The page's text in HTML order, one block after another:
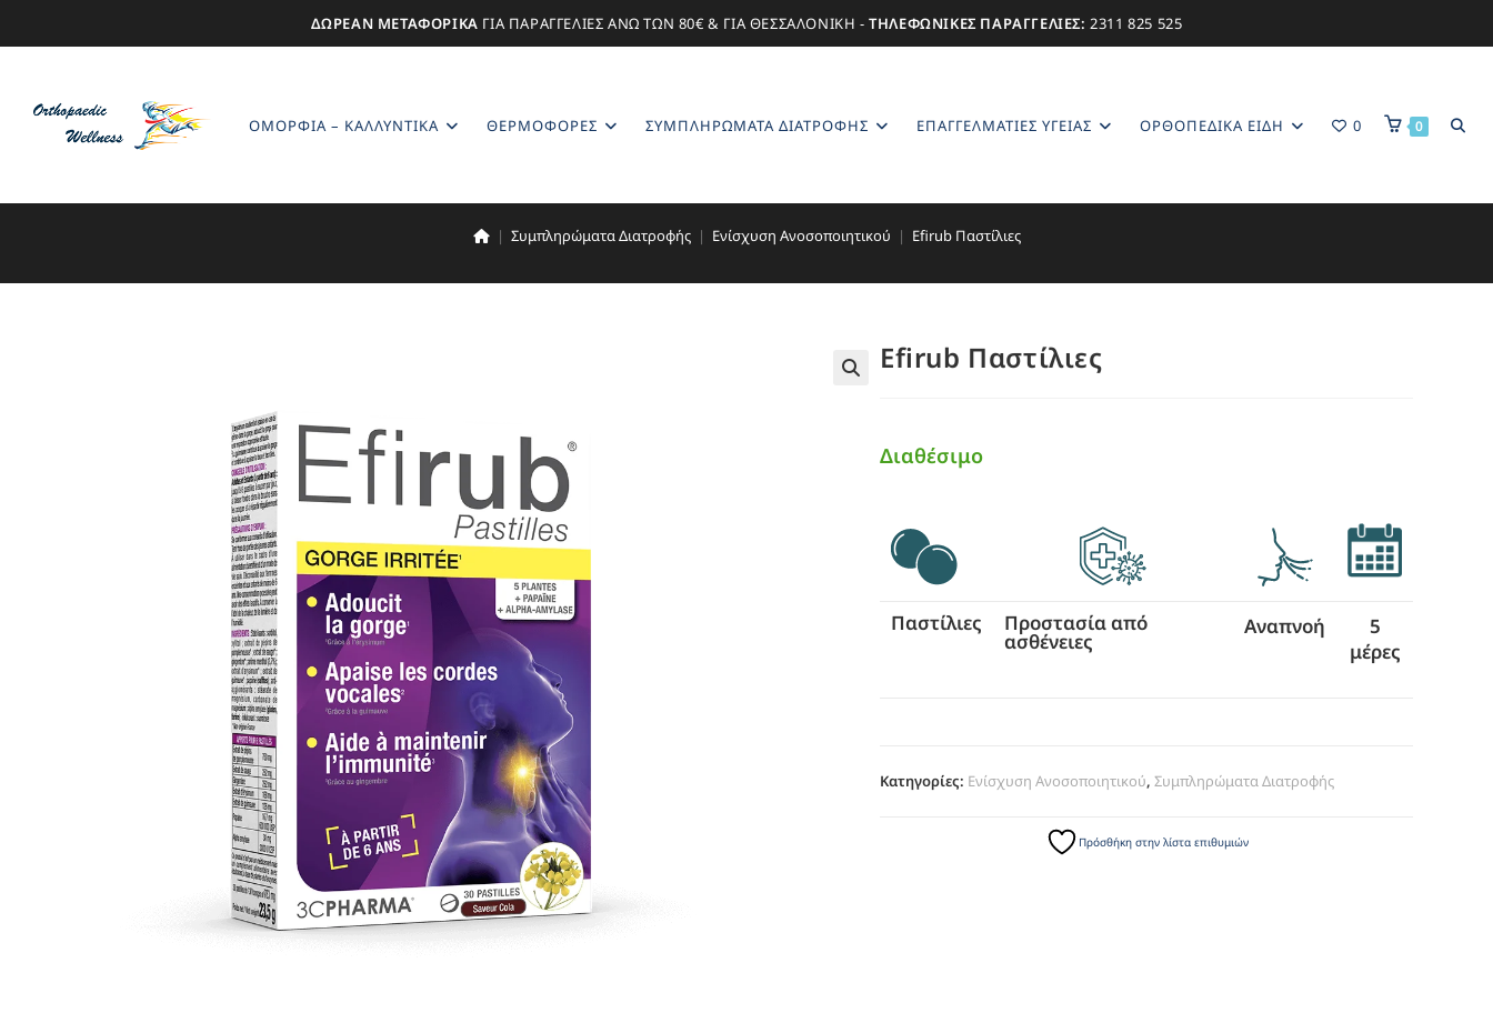
ΔΩΡΕΑΝ ΜΕΤΑΦΟΡΙΚΑ ΓΙΑ ΠΑΡΑΓΓΕΛΙΕΣ ΑΝΩ ΤΩΝ 80€ & ΓΙΑ ΘΕΣΣΑΛΟΝΙΚΗ -ΤΗΛΕΦΩΝΙΚΕΣ ΠΑΡΑΓΓΕΛΙΕΣ: 2311 825 525
ΟΜΟΡΦΙΆ – ΚΑΛΛΥΝΤΙΚΆ ΘΕΡΜΟΦΌΡΕΣ ΣΥΜΠΛΗΡΏΜΑΤΑ ΔΙΑΤΡΟΦΉΣ ΕΠΑΓΓΕΛΜΑΤΊΕΣ ΥΓΕΊΑΣ ΟΡΘΟΠΕΔΙΚΑ ΕΙΔΗ 0 0
| Συμπληρώματα Διατροφής | Ενίσχυση Ανοσοποιητικού | Efirub Παστίλιες
Efirub Παστίλιες
Διαθέσιμο
Παστίλιες Προστασία από
ασθένειες
Αναπνοή
5
μέρες
Κατηγορίες: Ενίσχυση Ανοσοποιητικού, Συμπληρώματα Διατροφής
Πρόσθήκη στην λίστα επιθυμιών